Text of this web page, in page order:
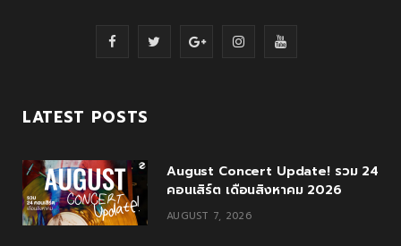
F
c
b
o
G
l
I
a
Y
u
LATEST POSTS
August Concert Update! รวม 24
คอนเสิร์ต เดือนสิงหาคม 2026
AUGUST 7, 2026